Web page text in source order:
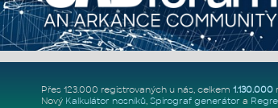
Přes 123.000 registrovaných u nás, celkem 1.130.000
Nový Kalkulátor nosníků, Spirograf generátor a